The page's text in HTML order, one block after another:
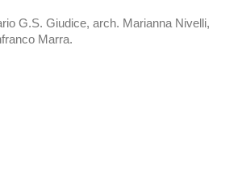
G.S. Giudice, arch. Marianna Nivelli,
Marra.